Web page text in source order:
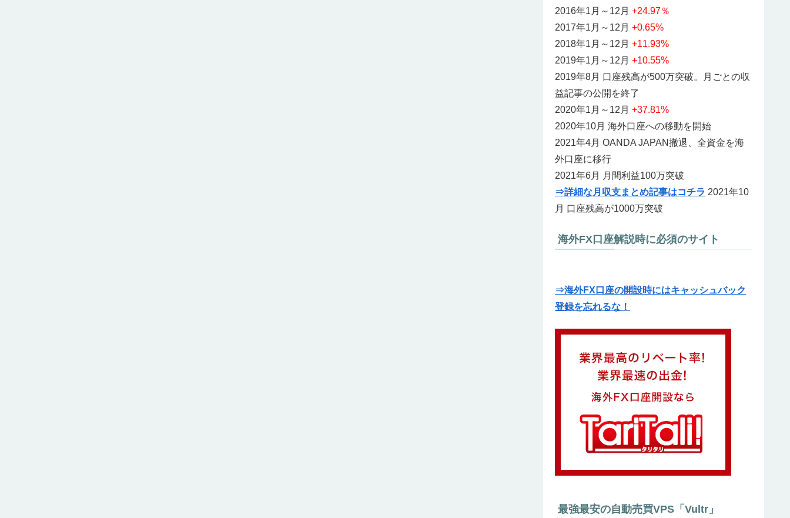
2016年1月～12月 +24.97％
2017年1月～12月 +0.65%
2018年1月～12月 +11.93%
2019年1月～12月 +10.55%
2019年8月 口座残高が500万突破。月ごとの収
益記事の公開を終了
2020年1月～12月 +37.81%
2020年10月 海外口座への移動を開始
2021年4月 OANDA JAPAN撤退、全資金を海
外口座に移行
2021年6月 月間利益100万突破
⇒詳細な月収支まとめ記事はコチラ 2021年10
月 口座残高が1000万突破
海外FX口座解説時に必須のサイト
⇒海外FX口座の開設時にはキャッシュバック
登録を忘れるな！
最強最安の自動売買VPS「Vultr」